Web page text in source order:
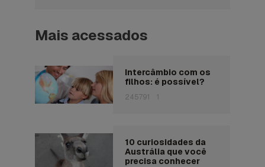
Mais acessados
Intercâmbio com os
filhos: é possível?
245791 1
10 curiosidades da
Austrália que você
precisa conhecer